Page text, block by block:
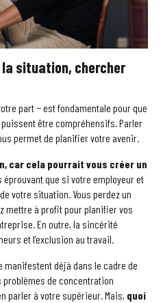
situation, chercher
part − est fondamentale pour que
être compréhensifs. Parler
permet de planifier votre avenir.
car cela pourrait vous créer un
éprouvant que si votre employeur et
votre situation. Vous perdez un
mettre à profit pour planifier vos
En outre, la sincérité
et l’exclusion au travail.
manifestent déjà dans le cadre de
de concentration
parler à votre supérieur. Mais, quoi